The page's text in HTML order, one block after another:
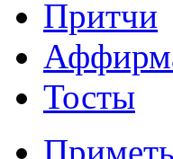
Притчи
Тосты